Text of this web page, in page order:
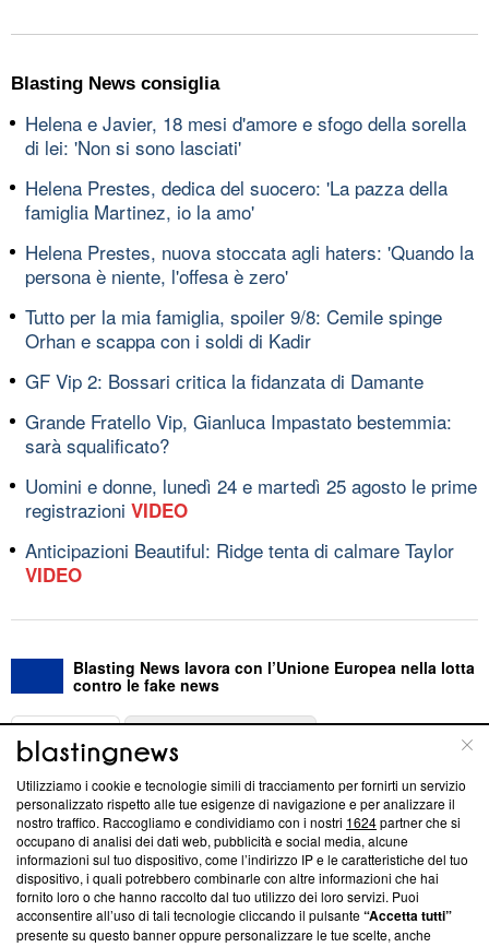
Blasting News consiglia
Helena e Javier, 18 mesi d'amore e sfogo della sorella
di lei: 'Non si sono lasciati'
Helena Prestes, dedica del suocero: 'La pazza della
famiglia Martinez, io la amo'
Helena Prestes, nuova stoccata agli haters: 'Quando la
persona è niente, l'offesa è zero'
Tutto per la mia famiglia, spoiler 9/8: Cemile spinge
Orhan e scappa con i soldi di Kadir
GF Vip 2: Bossari critica la fidanzata di Damante
Grande Fratello Vip, Gianluca Impastato bestemmia:
sarà squalificato?
Uomini e donne, lunedì 24 e martedì 25 agosto le prime
registrazioni VIDEO
Anticipazioni Beautiful: Ridge tenta di calmare Taylor
VIDEO
Blasting News lavora con l’Unione Europea nella lotta
contro le fake news
ABOUT
Questa sezione offre informazioni trasparenti su Blasting
News, sui nostri processi editoriali e su come ci impegniamo a
creare news di qualità. Inoltre, afferma la nostra aderenza a
‘Trust Project - News with Integrity’Blasting News non è
ancora membro del programma, ma ha richiesto di farne
parte; Trust Project non ha ancora effettuato una verifica di
conformità agli standard.
Utilizziamo i cookie e tecnologie simili di tracciamento per fornirti un servizio
personalizzato rispetto alle tue esigenze di navigazione e per analizzare il
nostro traffico. Raccogliamo e condividiamo con i nostri 1624partner che si
occupano di analisi dei dati web, pubblicità e social media, alcune
informazioni sul tuo dispositivo, come l’indirizzo IP e le caratteristiche del tuo
dispositivo, i quali potrebbero combinarle con altre informazioni che hai
fornito loro o che hanno raccolto dal tuo utilizzo dei loro servizi. Puoi
acconsentire all’uso di tali tecnologie cliccando il pulsante“Accetta tutti”
presente su questo banner oppure personalizzare le tue scelte, anche